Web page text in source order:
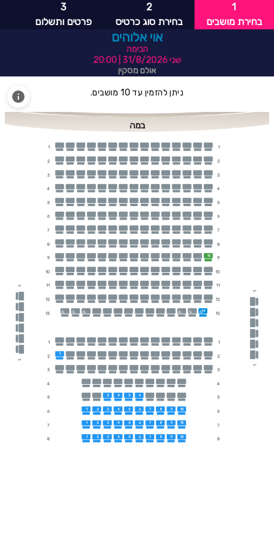
1
בחירת מושבים
2
בחירת סוג כרטיס
3
פרטים ותשלום
אוי אלוהים
הבימה
שני 31/8/2026
אולם מסקין
ניתן להזמין עד 10 מושבים.
במה
1 1
2 2
3 3
4 4
5 5
6 6
7 7
8 8
9
15
9
10 10
11 11
12 12
13
14
13
1 1
2
1
2
3 3
4 4
5
3 4 5 6
5
6
1 2 3 4 5 6 7 8 9 10
6
7
1 2 3 4 5 6 7 8 9 10
7
8
1 2 3 4 5 6 7 8 9 10
8
1
1
1
1